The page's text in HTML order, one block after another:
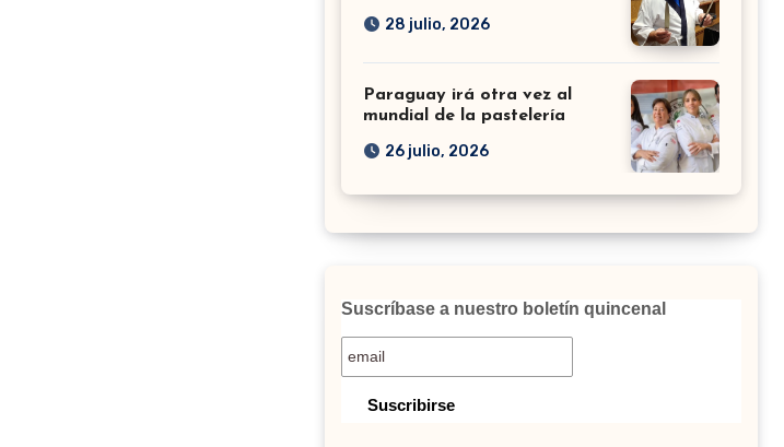
28 julio, 2026
Paraguay irá otra vez al
mundial de la pastelería
26 julio, 2026
Suscríbase a nuestro boletín quincenal